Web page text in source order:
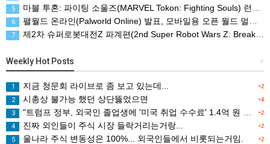
5 마블 투혼: 파이팅 소울즈(MARVEL Tokon: Fighting Souls) 런칭 트레일러
6 팰월드 온라인(Palworld Online) 발표, 모바일용 오픈 월드 멀티플레이 생존 크래프트
7 제2차 슈퍼로봇대전Z 파계편(2nd Super Robot Wars Z: Break the World Chapter) Remastered 제작 결정
+
Weekly Hot Posts
+2
1 지금 청문회 라이브로 좀 보고 있는데...
+4
2 시총상 불가능 했던 상단뚫었으면
+2
3 "트럼프 정부, 외국인 졸업생에 '미국 취업 수수료' 1.4억 원 검토
+2
4 진짜 외인들이 주식 시장 들락거리는거랑...
+2
5 울나라 주식 변동성은 100%... 외국인들에서 비롯되는거임.